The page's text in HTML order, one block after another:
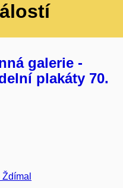
galerie -
plakáty 70.